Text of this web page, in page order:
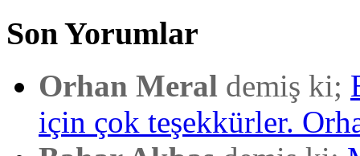
Son Yorumlar
Orhan Meral demiş ki;
için çok teşekkürler.